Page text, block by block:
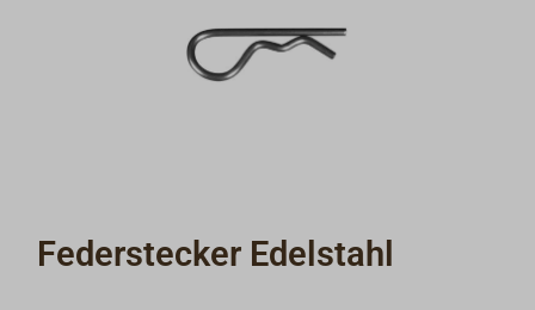
Federstecker Edelstahl